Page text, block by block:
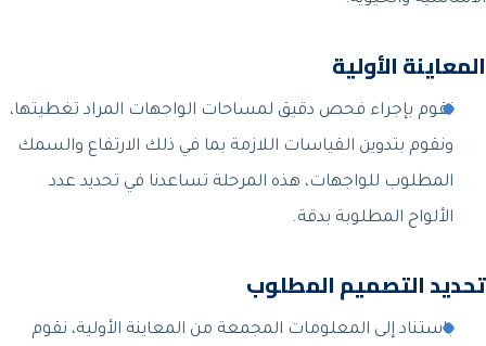
المعاينة الأولية
نقوم بإجراء فحص دقيق لمساحات الواجهات المراد تغطيتها،
ونقوم بتدوين القياسات اللازمة بما في ذلك الارتفاع والسمك
المطلوب للواجهات، هذه المرحلة تساعدنا في تحديد عدد
الألواح المطلوبة بدقة.
تحديد التصميم المطلوب
باستناد إلى المعلومات المجمعة من المعاينة الأولية، نقوم